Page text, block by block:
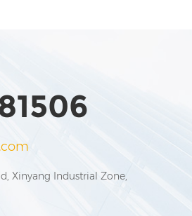
Xinyang Industrial Zone,